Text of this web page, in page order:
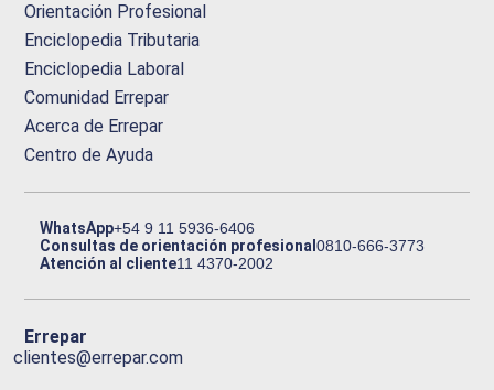
Orientación Profesional
Enciclopedia Tributaria
Enciclopedia Laboral
Comunidad Errepar
Acerca de Errepar
Centro de Ayuda
WhatsApp+54 9 11 5936-6406
Consultas de orientación profesional0810-666-3773
Atención al cliente11 4370-2002
Errepar
clientes@errepar.com